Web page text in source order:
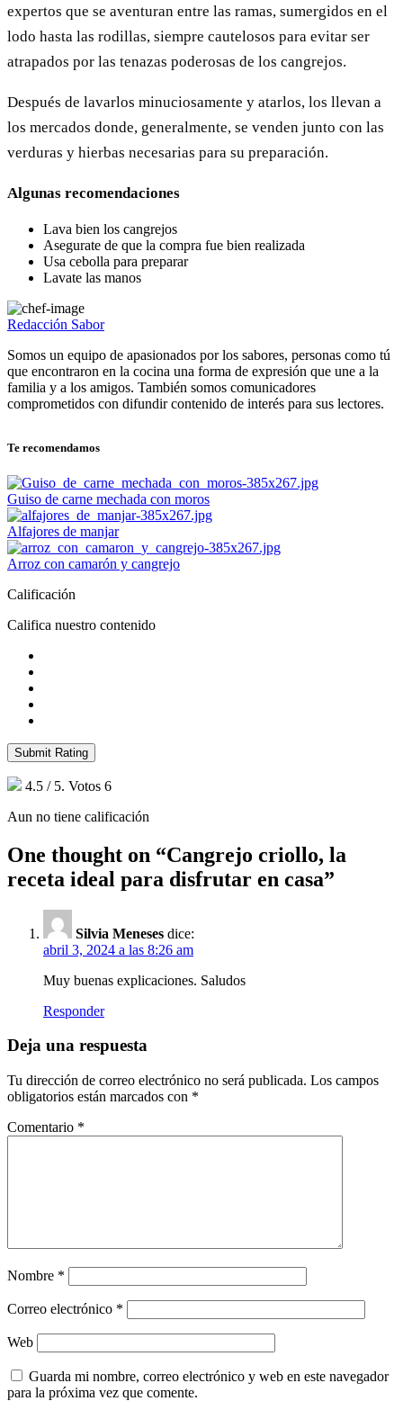
expertos que se aventuran entre las ramas, sumergidos en el
lodo hasta las rodillas, siempre cautelosos para evitar ser
atrapados por las tenazas poderosas de los cangrejos.
Después de lavarlos minuciosamente y atarlos, los llevan a
los mercados donde, generalmente, se venden junto con las
verduras y hierbas necesarias para su preparación.
Algunas recomendaciones
Lava bien los cangrejos
Asegurate de que la compra fue bien realizada
Usa cebolla para preparar
Lavate las manos
Redacción Sabor
Somos un equipo de apasionados por los sabores, personas como tú
que encontraron en la cocina una forma de expresión que une a la
familia y a los amigos. También somos comunicadores
comprometidos con difundir contenido de interés para sus lectores.
Te recomendamos
Guiso de carne mechada con moros
Alfajores de manjar
Arroz con camarón y cangrejo
Calificación
Califica nuestro contenido
Submit Rating
4.5 / 5. Votos 6
Aun no tiene calificación
One thought on “Cangrejo criollo, la
receta ideal para disfrutar en casa”
Silvia Meneses dice:
abril 3, 2024 a las 8:26 am
Muy buenas explicaciones. Saludos
Responder
Deja una respuesta
Tu dirección de correo electrónico no será publicada. Los campos
obligatorios están marcados con *
Comentario *
Nombre *
Correo electrónico *
Web
Guarda mi nombre, correo electrónico y web en este navegador
para la próxima vez que comente.